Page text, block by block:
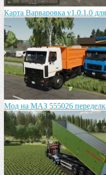
Карта Варваровка v1.0.1.0
Мод на МАЗ 555026